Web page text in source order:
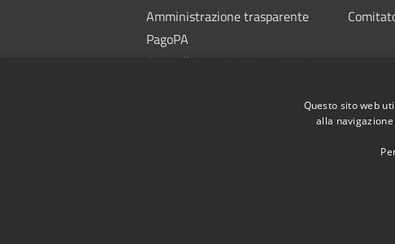
Amministrazione trasparente
PagoPA
Sportello Unico Amministrativo
Questo sito web
alla